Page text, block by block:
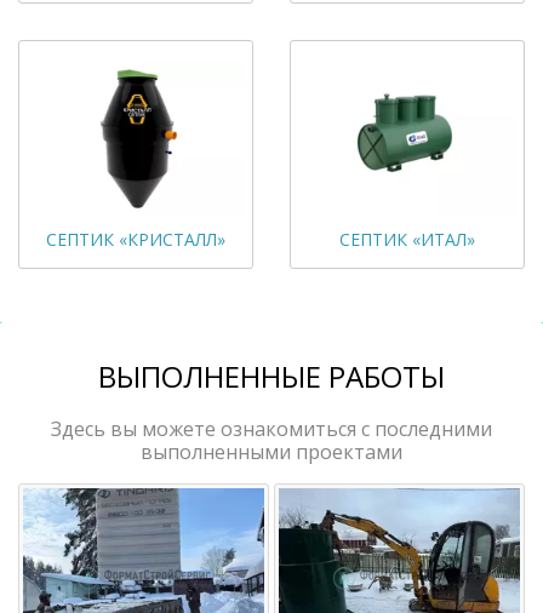
СЕПТИК «КРИСТАЛЛ» СЕПТИК «ИТАЛ»
ВЫПОЛНЕННЫЕ РАБОТЫ
Здесь вы можете ознакомиться с последними
выполненными проектами